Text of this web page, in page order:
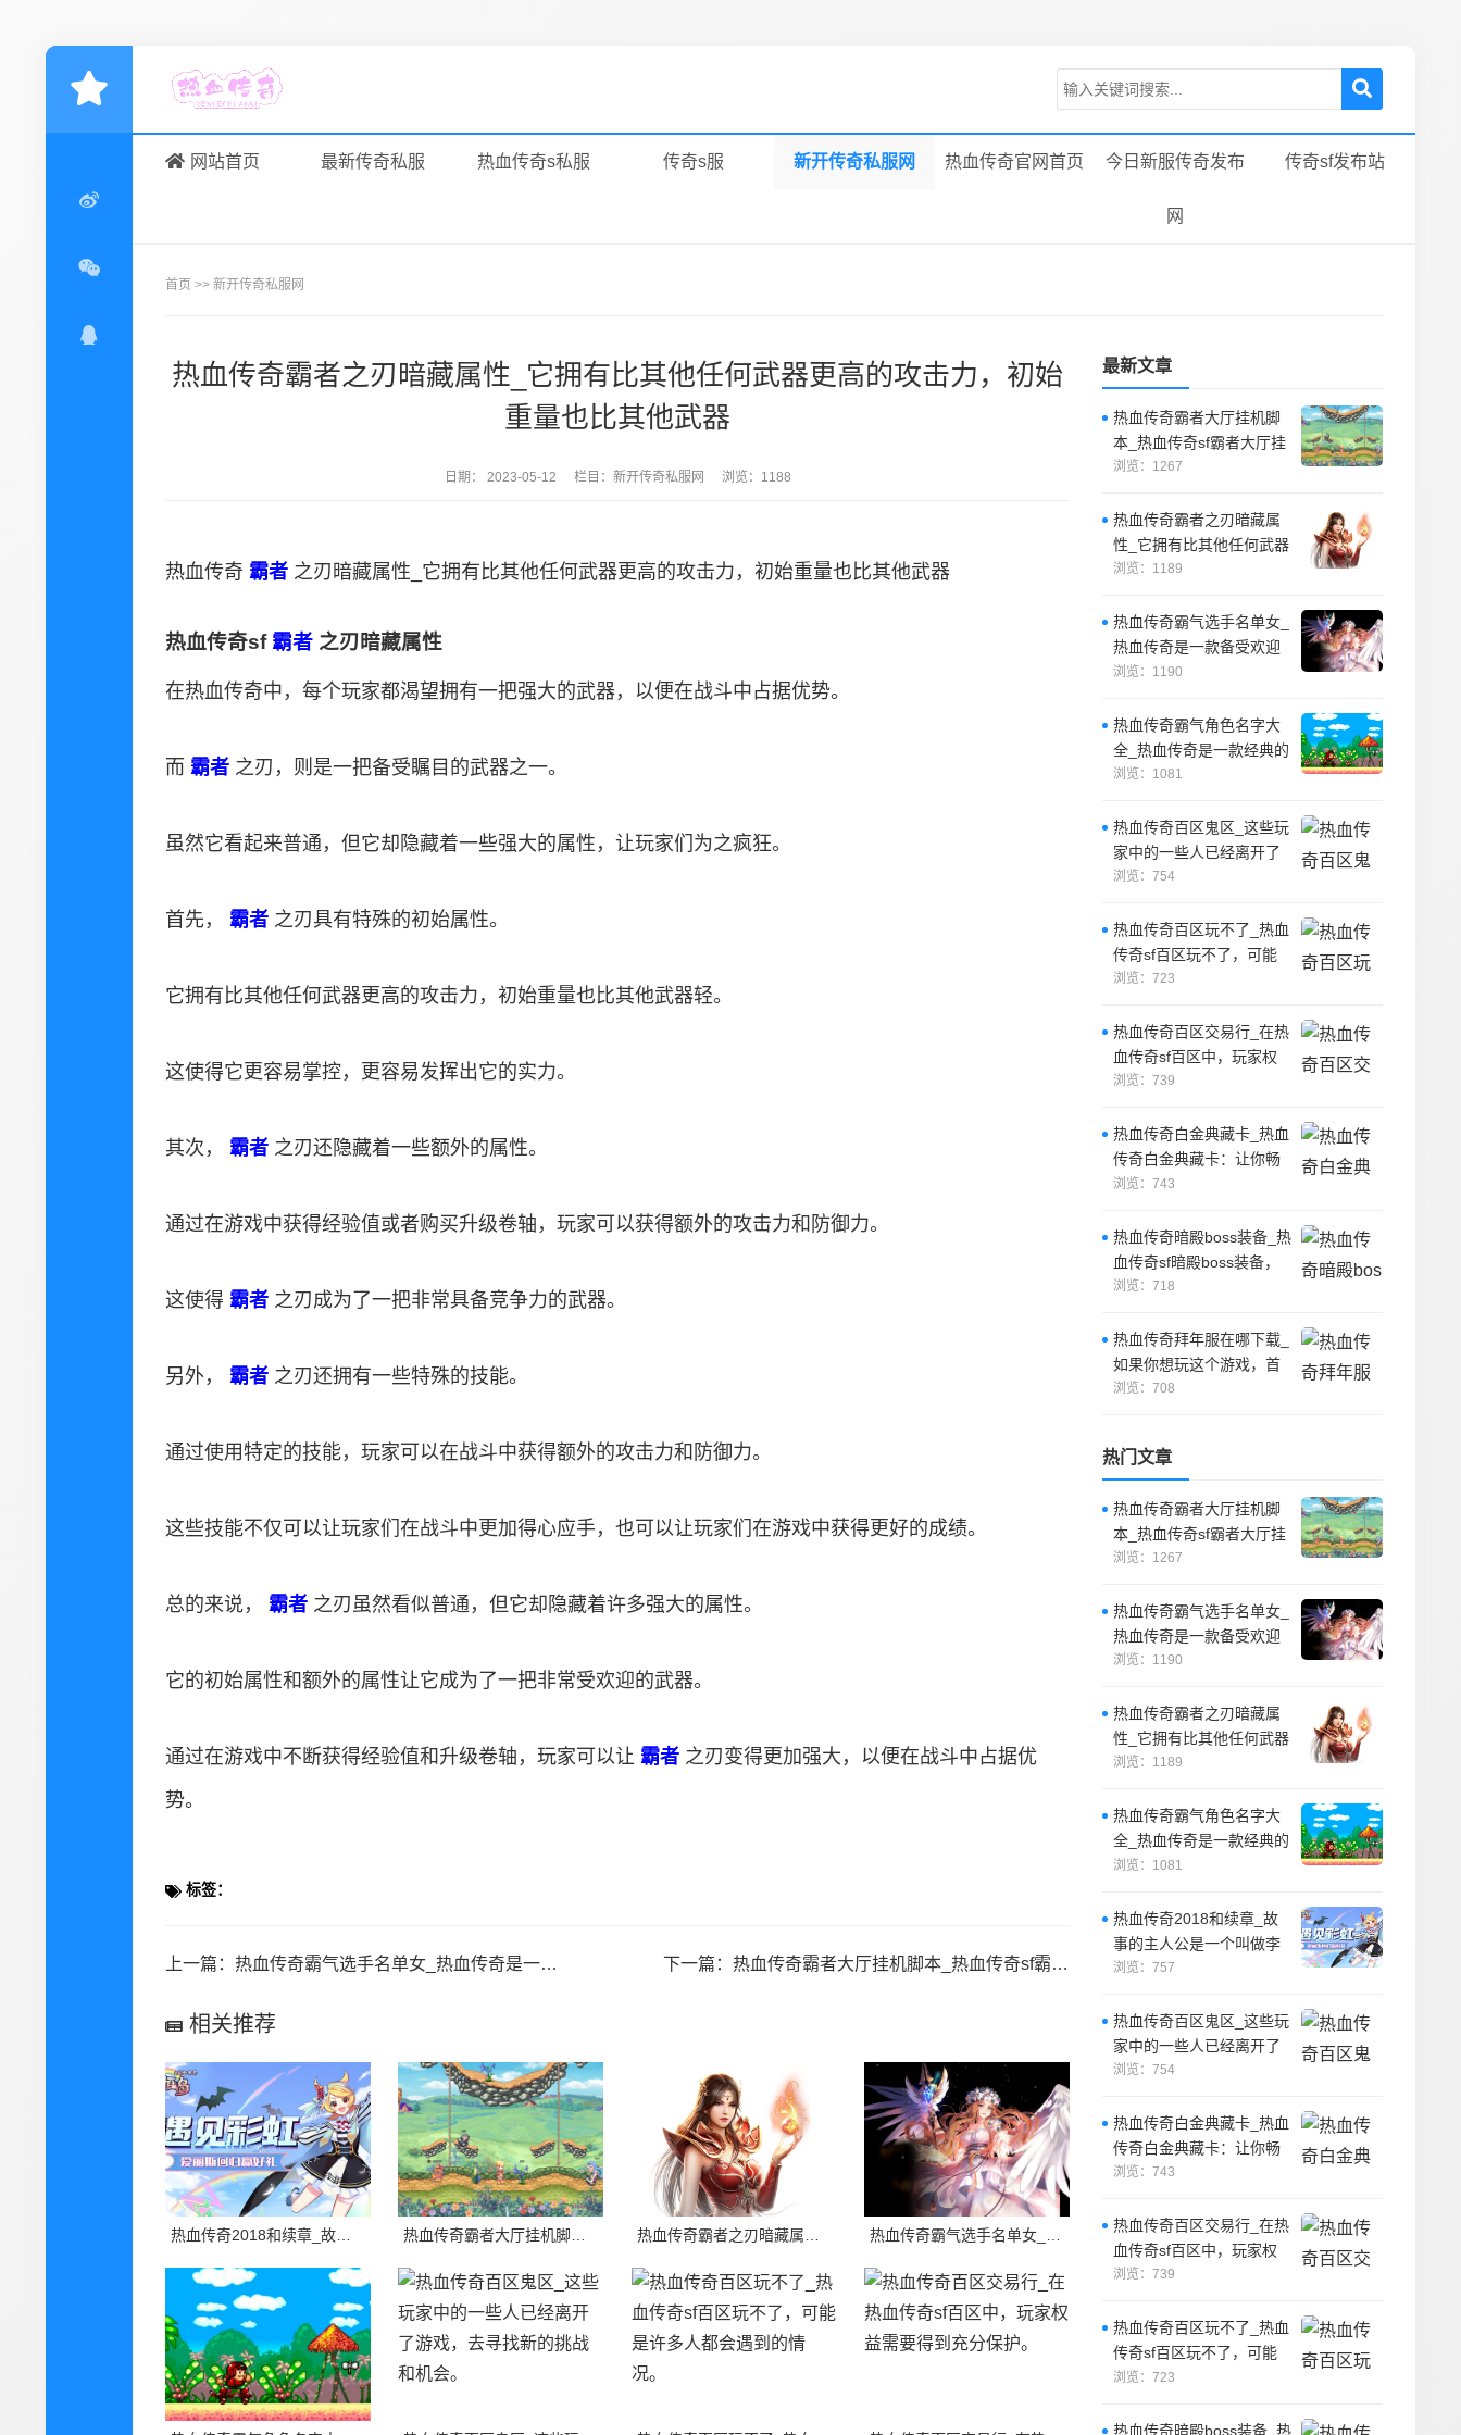
网站首页 最新传奇私服 热血传奇s私服 传奇s服 新开传奇私服网 热血传奇官网首页 今日新服传奇发布
网
传奇sf发布站
首页 >> 新开传奇私服网
热血传奇霸者之刃暗藏属性_它拥有比其他任何武器更高的攻击力，初始
重量也比其他武器
日期： 2023-05-12 栏目： 新开传奇私服网 浏览：1188
热血传奇 霸者 之刃暗藏属性_它拥有比其他任何武器更高的攻击力，初始重量也比其他武器
热血传奇sf 霸者 之刃暗藏属性
在热血传奇中，每个玩家都渴望拥有一把强大的武器，以便在战斗中占据优势。
而 霸者 之刃，则是一把备受瞩目的武器之一。
虽然它看起来普通，但它却隐藏着一些强大的属性，让玩家们为之疯狂。
首先， 霸者 之刃具有特殊的初始属性。
它拥有比其他任何武器更高的攻击力，初始重量也比其他武器轻。
这使得它更容易掌控，更容易发挥出它的实力。
其次， 霸者 之刃还隐藏着一些额外的属性。
通过在游戏中获得经验值或者购买升级卷轴，玩家可以获得额外的攻击力和防御力。
这使得 霸者 之刃成为了一把非常具备竞争力的武器。
另外， 霸者 之刃还拥有一些特殊的技能。
通过使用特定的技能，玩家可以在战斗中获得额外的攻击力和防御力。
这些技能不仅可以让玩家们在战斗中更加得心应手，也可以让玩家们在游戏中获得更好的成绩。
总的来说， 霸者 之刃虽然看似普通，但它却隐藏着许多强大的属性。
它的初始属性和额外的属性让它成为了一把非常受欢迎的武器。
通过在游戏中不断获得经验值和升级卷轴，玩家可以让 霸者 之刃变得更加强大，以便在战斗中占据优
势。
标签：
上一篇： 热血传奇霸气选手名单女_热血传奇是一款备受欢迎的游戏，游戏中有许多优秀的选手。 下一篇： 热血传奇霸者大厅挂机脚本_热血传奇sf霸者大厅挂机脚本是一种自动战斗脚本，它可以
相关推荐
最新文章
热血传奇霸者大厅挂机脚
本_热血传奇sf霸者大厅挂
机脚本是一种自动战斗脚
浏览：1267
热血传奇霸者之刃暗藏属
性_它拥有比其他任何武器
更高的攻击力，初始重量
浏览：1189
热血传奇霸气选手名单女_
热血传奇是一款备受欢迎
的游戏，游戏中有许多优
浏览：1190
热血传奇霸气角色名字大
全_热血传奇是一款经典的
网络游戏，游戏中有许多
浏览：1081
热血传奇百区鬼区_这些玩
家中的一些人已经离开了
游戏，去寻找新的挑战和
浏览：754
热血传奇百区玩不了_热血
传奇sf百区玩不了，可能
是许多人都会遇到的情
浏览：723
热血传奇百区交易行_在热
血传奇sf百区中，玩家权
益需要得到充分保护。
浏览：739
热血传奇白金典藏卡_热血
传奇白金典藏卡：让你畅
玩传奇世界！
浏览：743
热血传奇暗殿boss装备_热
血传奇sf暗殿boss装备，
是游戏中非常令人期待的
浏览：718
热血传奇拜年服在哪下载_
如果你想玩这个游戏，首
先需要找到一个好的网站
浏览：708
热门文章
热血传奇霸者大厅挂机脚
本_热血传奇sf霸者大厅挂
机脚本是一种自动战斗脚
浏览：1267
热血传奇霸气选手名单女_
热血传奇是一款备受欢迎
的游戏，游戏中有许多优
浏览：1190
热血传奇霸者之刃暗藏属
性_它拥有比其他任何武器
更高的攻击力，初始重量
浏览：1189
热血传奇霸气角色名字大
全_热血传奇是一款经典的
网络游戏，游戏中有许多
浏览：1081
热血传奇2018和续章_故
事的主人公是一个叫做李
宇的年轻战士，他从小就
浏览：757
热血传奇百区鬼区_这些玩
家中的一些人已经离开了
游戏，去寻找新的挑战和
浏览：754
热血传奇白金典藏卡_热血
传奇白金典藏卡：让你畅
玩传奇世界！
浏览：743
热血传奇百区交易行_在热
血传奇sf百区中，玩家权
益需要得到充分保护。
浏览：739
热血传奇百区玩不了_热血
传奇sf百区玩不了，可能
是许多人都会遇到的情
浏览：723
热血传奇暗殿boss装备_热